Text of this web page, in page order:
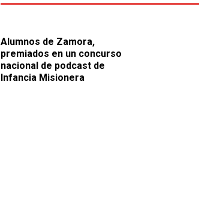
Alumnos de Zamora,
premiados en un concurso
nacional de podcast de
Infancia Misionera